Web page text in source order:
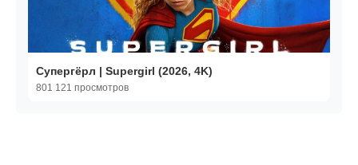
Супергёрл | Supergirl (2026, 4K)
801 121 просмотров